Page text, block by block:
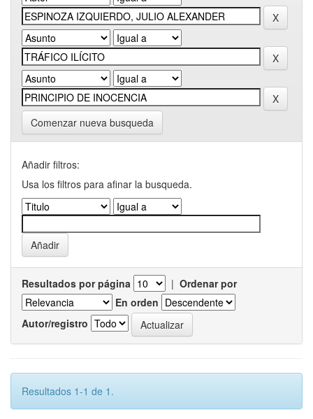
Comenzar nueva busqueda
Añadir filtros:
Usa los filtros para afinar la busqueda.
Resultados por página | Ordenar por
En orden
Autor/registro
Resultados 1-1 de 1.